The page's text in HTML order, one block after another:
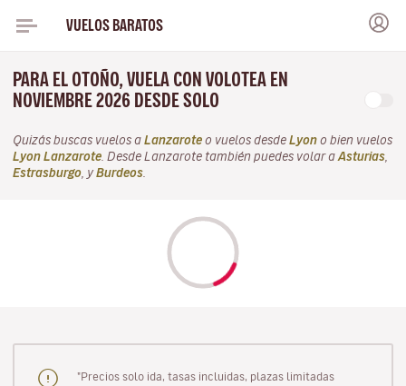
VUELOS BARATOS
PARA EL OTOÑO, VUELA CON VOLOTEA EN
NOVIEMBRE 2026 DESDE SOLO
Quizás buscas vuelos a Lanzarote o vuelos desde Lyon o bien vuelos
Lyon Lanzarote . Desde Lanzarote también puedes volar a Asturias
Estrasburgo , y Burdeos
"Precios solo ida, tasas incluidas, plazas limitadas